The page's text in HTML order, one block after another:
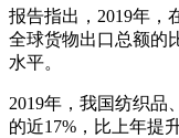
报告指出，2019年，
全球货物出口总额的
水平。
2019年，我国纺织品
的近17%，比上年提